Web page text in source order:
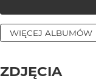
WIĘCEJ ALBUMÓW
ZDJĘCIA